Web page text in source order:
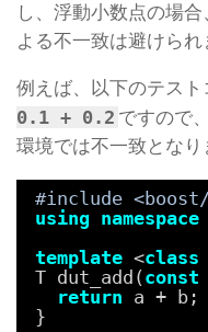
し、浮動小数点の場
よる不一致は避けられ
例えば、以下のテスト
0.1 + 0.2 ですので
環境では不一致となり
#include
using namespace
template <class
T dut_add( const
return a + b;
}